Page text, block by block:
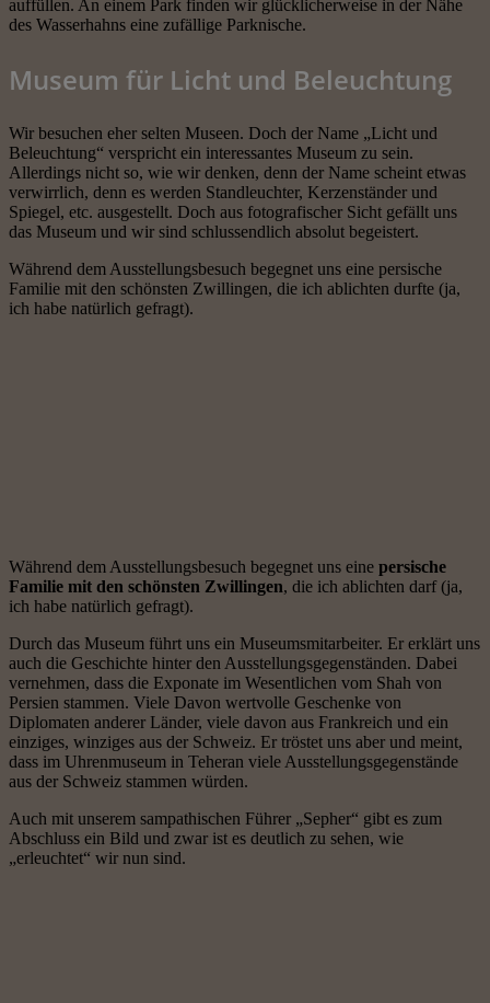
auffüllen. An einem Park finden wir glücklicherweise in der Nähe
des Wasserhahns eine zufällige Parknische.
Museum für Licht und Beleuchtung
Wir besuchen eher selten Museen. Doch der Name „Licht und
Beleuchtung“ verspricht ein interessantes Museum zu sein.
Allerdings nicht so, wie wir denken, denn der Name scheint etwas
verwirrlich, denn es werden Standleuchter, Kerzenständer und
Spiegel, etc. ausgestellt. Doch aus fotografischer Sicht gefällt uns
das Museum und wir sind schlussendlich absolut begeistert.
Während dem Ausstellungsbesuch begegnet uns eine persische
Familie mit den schönsten Zwillingen, die ich ablichten durfte (ja,
ich habe natürlich gefragt).
Während dem Ausstellungsbesuch begegnet uns eine persische
Familie mit den schönsten Zwillingen, die ich ablichten darf (ja,
ich habe natürlich gefragt).
Durch das Museum führt uns ein Museumsmitarbeiter. Er erklärt uns
auch die Geschichte hinter den Ausstellungsgegenständen. Dabei
vernehmen, dass die Exponate im Wesentlichen vom Shah von
Persien stammen. Viele Davon wertvolle Geschenke von
Diplomaten anderer Länder, viele davon aus Frankreich und ein
einziges, winziges aus der Schweiz. Er tröstet uns aber und meint,
dass im Uhrenmuseum in Teheran viele Ausstellungsgegenstände
aus der Schweiz stammen würden.
Auch mit unserem sampathischen Führer „Sepher“ gibt es zum
Abschluss ein Bild und zwar ist es deutlich zu sehen, wie
„erleuchtet“ wir nun sind.